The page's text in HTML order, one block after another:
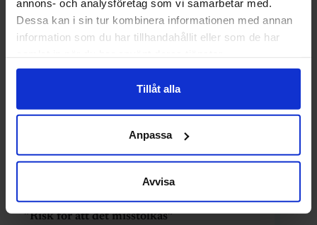
annons- och analysföretag som vi samarbetar med.
Dessa kan i sin tur kombinera informationen med annan
information som du har tillhandahållit eller som de har
Tillåt alla
Anpassa
Avvisa
Volvo kritiseras i USA – Akademikerna:
”Risk för att det misstolkas”